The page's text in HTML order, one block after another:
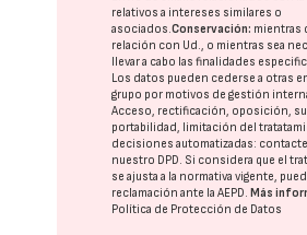
relativos a intereses similares o
asociados.Conservación: mientras
relación con Ud., o mientras sea
llevar a cabo las finalidades
Los datos pueden cederse a otras
grupo por motivos de gestión
Acceso, rectificación, oposición,
portabilidad, limitación del
decisiones automatizadas:
nuestro DPD. Si considera que el
se ajusta a la normativa vigente,
reclamación ante laAEPD.Más
Política de Protección de Datos